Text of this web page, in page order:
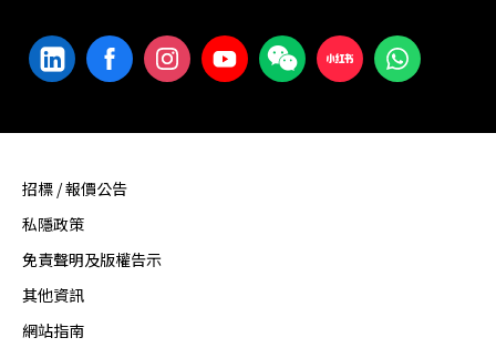
招標 / 報價公告
私隱政策
免責聲明及版權告示
其他資訊
網站指南